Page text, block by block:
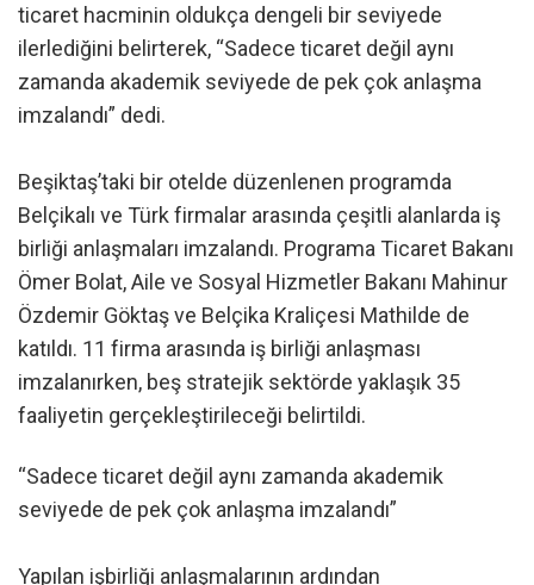
ticaret hacminin oldukça dengeli bir seviyede
ilerlediğini belirterek, “Sadece ticaret değil aynı
zamanda akademik seviyede de pek çok anlaşma
imzalandı” dedi.
Beşiktaş’taki bir otelde düzenlenen programda
Belçikalı ve Türk firmalar arasında çeşitli alanlarda iş
birliği anlaşmaları imzalandı. Programa Ticaret Bakanı
Ömer Bolat, Aile ve Sosyal Hizmetler Bakanı Mahinur
Özdemir Göktaş ve Belçika Kraliçesi Mathilde de
katıldı. 11 firma arasında iş birliği anlaşması
imzalanırken, beş stratejik sektörde yaklaşık 35
faaliyetin gerçekleştirileceği belirtildi.
“Sadece ticaret değil aynı zamanda akademik
seviyede de pek çok anlaşma imzalandı”
Yapılan işbirliği anlaşmalarının ardından